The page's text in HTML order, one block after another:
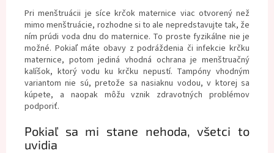
Pri menštruácii je síce krčok maternice viac otvorený než
mimo menštruácie, rozhodne si to ale nepredstavujte tak, že
ním prúdi voda dnu do maternice. To proste fyzikálne nie je
možné. Pokiaľ máte obavy z podráždenia či infekcie krčku
maternice, potom jediná vhodná ochrana je menštruačný
kalíšok, ktorý vodu ku krčku nepustí. Tampóny vhodným
variantom nie sú, pretože sa nasiaknu vodou, v ktorej sa
kúpete, a naopak môžu vznik zdravotných problémov
podporiť.
Pokiaľ sa mi stane nehoda, všetci to
uvidia